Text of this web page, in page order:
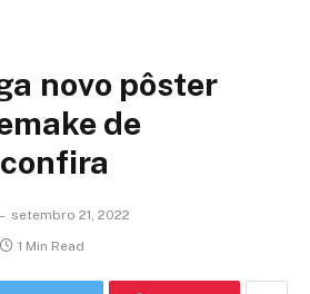
novo pôster
de
setembro 21, 2022
1 Min Read